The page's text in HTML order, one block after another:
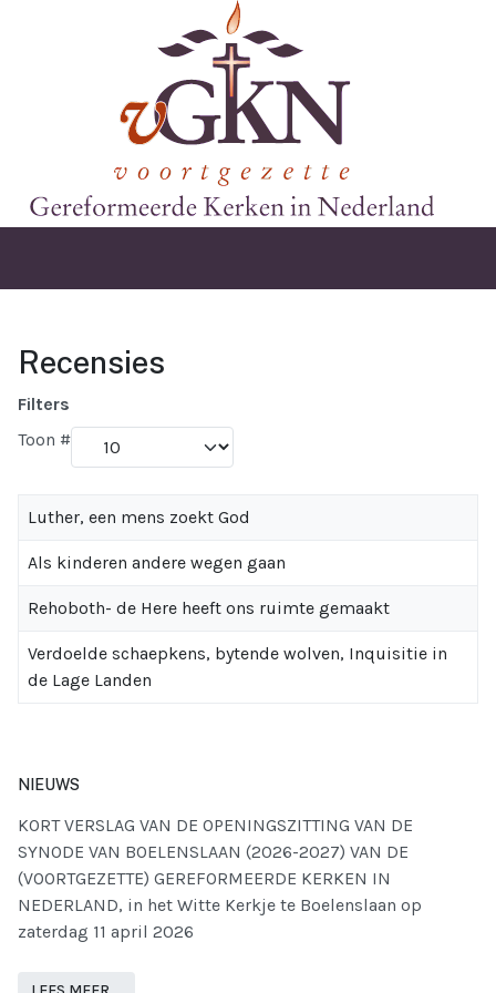
Recensies
Filters
Toon #
Luther, een mens zoekt God
Als kinderen andere wegen gaan
Rehoboth- de Here heeft ons ruimte gemaakt
Verdoelde schaepkens, bytende wolven, Inquisitie in
de Lage Landen
NIEUWS
KORT VERSLAG VAN DE OPENINGSZITTING VAN DE
SYNODE VAN BOELENSLAAN (2026-2027) VAN DE
(VOORTGEZETTE) GEREFORMEERDE KERKEN IN
NEDERLAND, in het Witte Kerkje te Boelenslaan op
zaterdag 11 april 2026